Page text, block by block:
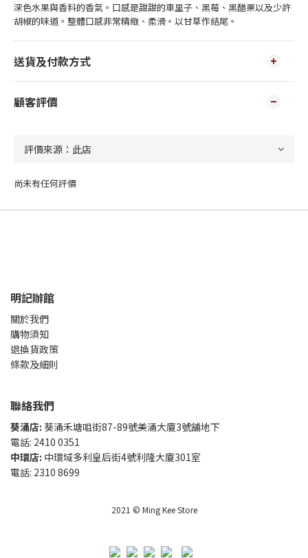
深色水果與香料的香氣。口感是甜甜的車里子、黑莓、黑醋栗以及少許
胡椒的味道。整體口感非常精緻、柔滑。以甘草作結尾。
送貨及付款方式
顧客評價
尚未有任何評價
明記辦館
關於我們
購物須知
退換貨政策
條款及細則
聯絡我們
葵涌店: 葵涌禾塘咀街87-89號美涌大廈3號舖地下
電話: 2410 0351
中環店: 中環域多利皇后街4號利隆大廈301室
電話: 2310 8699
2021 © Ming Kee Store